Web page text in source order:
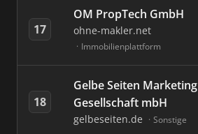
17
OM PropTech GmbH
ohne-makler.net
Immobilienplattform
18
Gelbe Seiten Marketing
Gesellschaft mbH
gelbeseiten.de Sonstige